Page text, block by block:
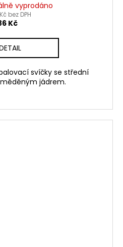
vyprodáno
bez DPH
Kč
svíčky se střední
jádrem.